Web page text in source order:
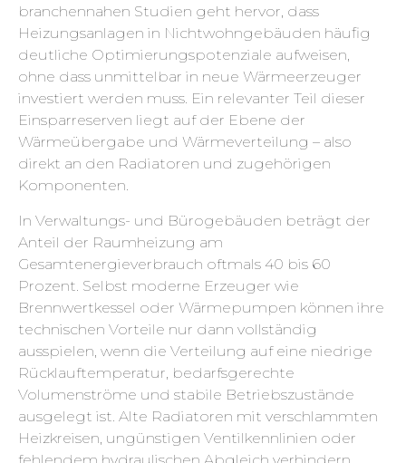
branchennahen Studien geht hervor, dass
Heizungsanlagen in Nichtwohngebäuden häufig
deutliche Optimierungspotenziale aufweisen,
ohne dass unmittelbar in neue Wärmeerzeuger
investiert werden muss. Ein relevanter Teil dieser
Einsparreserven liegt auf der Ebene der
Wärmeübergabe und Wärmeverteilung – also
direkt an den Radiatoren und zugehörigen
Komponenten.
In Verwaltungs- und Bürogebäuden beträgt der
Anteil der Raumheizung am
Gesamtenergieverbrauch oftmals 40 bis 60
Prozent. Selbst moderne Erzeuger wie
Brennwertkessel oder Wärmepumpen können ihre
technischen Vorteile nur dann vollständig
ausspielen, wenn die Verteilung auf eine niedrige
Rücklauftemperatur, bedarfsgerechte
Volumenströme und stabile Betriebszustände
ausgelegt ist. Alte Radiatoren mit verschlammten
Heizkreisen, ungünstigen Ventilkennlinien oder
fehlendem hydraulischen Abgleich verhindern